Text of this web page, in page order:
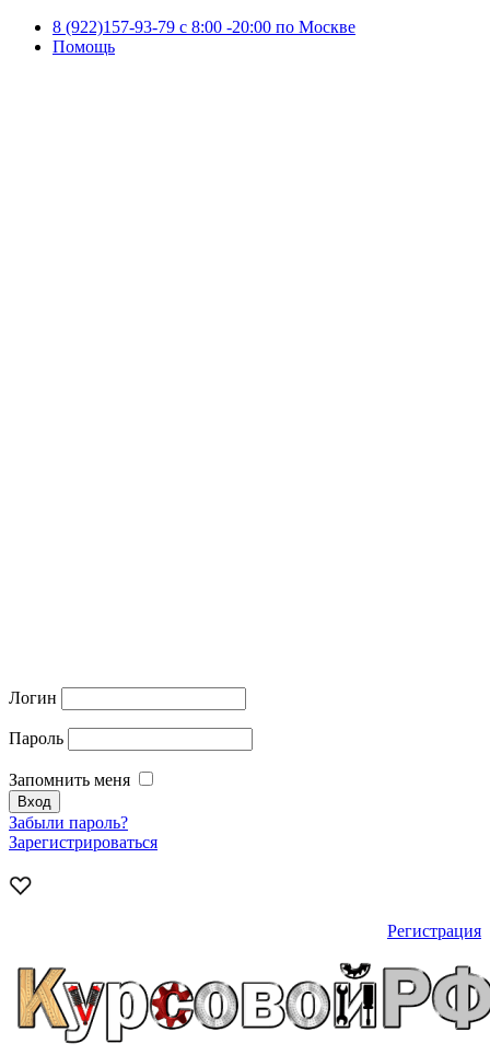
8 (922)157-93-79 c 8:00 -20:00 по Москве
Помощь
Логин
Пароль
Запомнить меня
Забыли пароль?
Зарегистрироваться
Регистрация